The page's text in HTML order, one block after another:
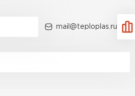
mail@teploplas.ru